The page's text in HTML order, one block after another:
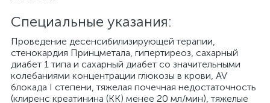
Специальные указания:
Проведение десенсибилизирующей терапии,
стенокардия Принцметала, гипертиреоз, сахарный
диабет 1 типа и сахарный диабет со значительными
колебаниями концентрации глюкозы в крови, AV
блокада I степени, тяжелая почечная недостаточность
(клиренс креатинина (КК) менее 20 мл/мин), тяжелые